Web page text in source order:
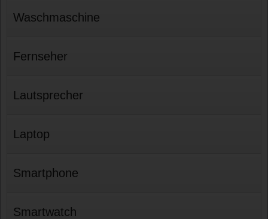
Waschmaschine
Fernseher
Lautsprecher
Laptop
Smartphone
Smartwatch